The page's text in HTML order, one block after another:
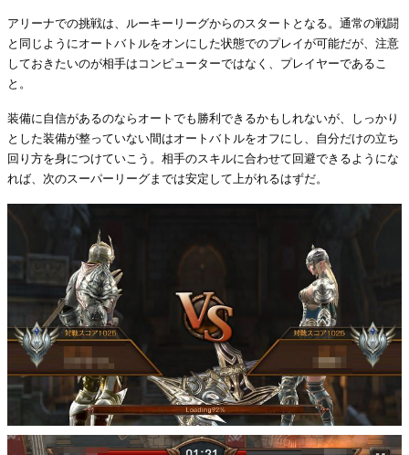
アリーナでの挑戦は、ルーキーリーグからのスタートとなる。通常の戦闘
と同じようにオートバトルをオンにした状態でのプレイが可能だが、注意
しておきたいのが相手はコンピューターではなく、プレイヤーであるこ
と。
装備に自信があるのならオートでも勝利できるかもしれないが、しっかり
とした装備が整っていない間はオートバトルをオフにし、自分だけの立ち
回り方を身につけていこう。相手のスキルに合わせて回避できるようにな
れば、次のスーパーリーグまでは安定して上がれるはずだ。